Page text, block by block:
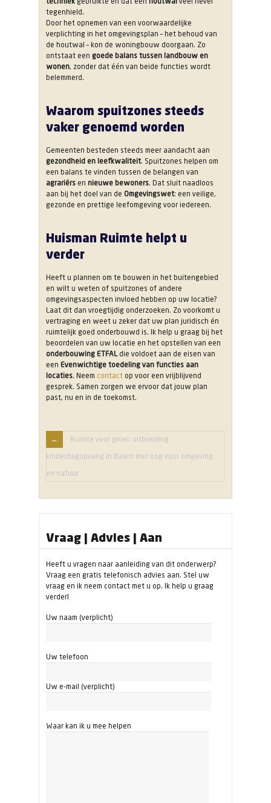
tegenhield.
Door het opnemen van een voorwaardelijke
verplichting in het omgevingsplan – het behoud van
de houtwal – kon de woningbouw doorgaan. Zo
ontstaat een goede balans tussen landbouw en
wonen, zonder dat één van beide functies wordt
belemmerd.
Waarom spuitzones steeds
vaker genoemd worden
Gemeenten besteden steeds meer aandacht aan
gezondheid en leefkwaliteit. Spuitzones helpen om
een balans te vinden tussen de belangen van
agrariërs en nieuwe bewoners. Dat sluit naadloos
aan bij het doel van de Omgevingswet: een veilige,
gezonde en prettige leefomgeving voor iedereen.
Huisman Ruimte helpt u
verder
Heeft u plannen om te bouwen in het buitengebied
en wilt u weten of spuitzones of andere
omgevingsaspecten invloed hebben op uw locatie?
Laat dit dan vroegtijdig onderzoeken. Zo voorkomt u
vertraging en weet u zeker dat uw plan juridisch én
ruimtelijk goed onderbouwd is. Ik help u graag bij het
beoordelen van uw locatie en het opstellen van een
onderbouwing ETFALdie voldoet aan de eisen van
een Evenwichtige toedeling van functies aan
locaties. Neem contact op voor een vrijblijvend
gesprek. Samen zorgen we ervoor dat jouw plan
past, nu en in de toekomst.
Ruimte voor groei: uitbreiding
kinderdagopvang in Baarn met oog voor omgeving
en natuur
Vraag | Advies | Aan
Heeft u vragen naar aanleiding van dit onderwerp?
Vraag een gratis telefonisch advies aan. Stel uw
vraag en ik neem contact met u op. Ik help u graag
verder!
Uw naam (verplicht)
Uw telefoon
Uw e-mail (verplicht)
Waar kan ik u mee helpen